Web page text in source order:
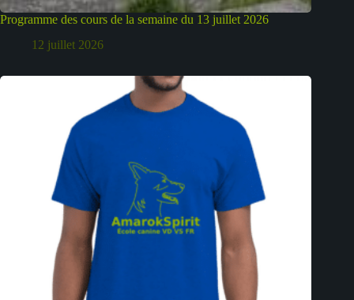
Programme des cours de la semaine du 13 juillet 2026
12 juillet 2026